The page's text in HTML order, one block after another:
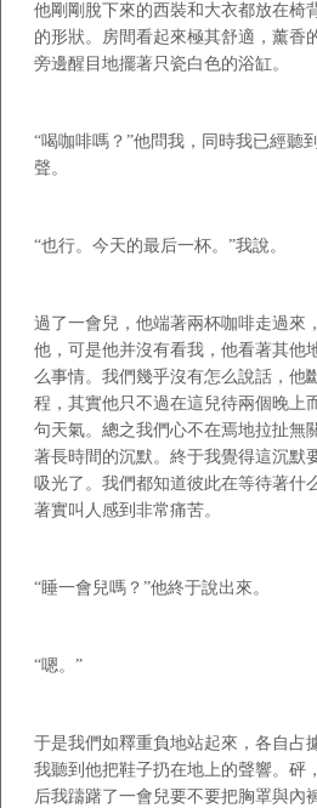
他剛剛脫下來的西裝和大衣都放在椅
的形狀。房間看起來極其舒適，薰香
旁邊醒目地擺著只瓷白色的浴缸。
“喝咖啡嗎？”他問我，同時我已經聽
聲。
“也行。今天的最后一杯。”我說。
過了一會兒，他端著兩杯咖啡走過來
他，可是他并沒有看我，他看著其他
么事情。我們幾乎沒有怎么說話，他
程，其實他只不過在這兒待兩個晚上
句天氣。總之我們心不在焉地拉扯無
著長時間的沉默。終于我覺得這沉默
吸光了。我們都知道彼此在等待著什
著實叫人感到非常痛苦。
“睡一會兒嗎？”他終于說出來。
“嗯。”
于是我們如釋重負地站起來，各自占
我聽到他把鞋子扔在地上的聲響。砰
后我躊躇了一會兒要不要把胸罩與內